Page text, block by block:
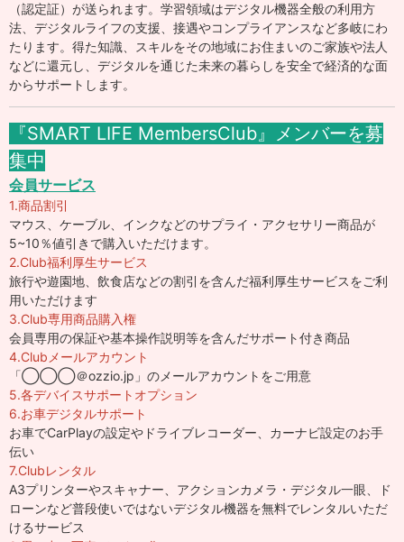
（認定証）が送られます。学習領域はデジタル機器全般の利用方
法、デジタルライフの支援、接遇やコンプライアンスなど多岐にわ
たります。得た知識、スキルをその地域にお住まいのご家族や法人
などに還元し、デジタルを通じた未来の暮らしを安全で経済的な面
からサポートします。
『SMART LIFE MembersClub』メンバーを募
集中
会員サービス
1.商品割引
マウス、ケーブル、インクなどのサプライ・アクセサリー商品が
5~10％値引きで購入いただけます。
2.Club福利厚生サービス
旅行や遊園地、飲食店などの割引を含んだ福利厚生サービスをご利
用いただけます
3.Club専用商品購入権
会員専用の保証や基本操作説明等を含んだサポート付き商品
4.Clubメールアカウント
「◯◯◯＠ozzio.jp」のメールアカウントをご用意
5.各デバイスサポートオプション
6.お車デジタルサポート
お車でCarPlayの設定やドライブレコーダー、カーナビ設定のお手
伝い
7.Clubレンタル
A3プリンターやスキャナー、アクションカメラ・デジタル一眼、ド
ローンなど普段使いではないデジタル機器を無料でレンタルいただ
けるサービス